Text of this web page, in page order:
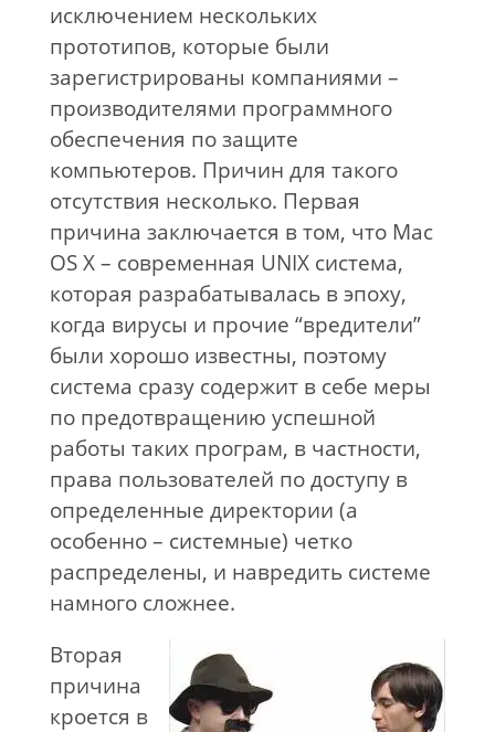
исключением нескольких
прототипов, которые были
зарегистрированы компаниями –
производителями программного
обеспечения по защите
компьютеров. Причин для такого
отсутствия несколько. Первая
причина заключается в том, что Mac
OS X – современная UNIX система,
которая разрабатывалась в эпоху,
когда вирусы и прочие “вредители”
были хорошо известны, поэтому
система сразу содержит в себе меры
по предотвращению успешной
работы таких програм, в частности,
права пользователей по доступу в
определенные директории (а
особенно – системные) четко
распределены, и навредить системе
намного сложнее.
Вторая
причина
кроется в